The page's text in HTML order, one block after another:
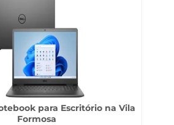
para Escritório na Vila
Formosa